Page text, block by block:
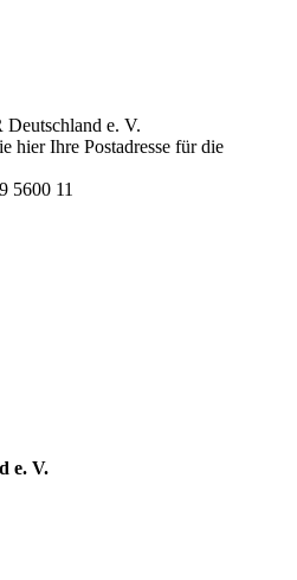
e. V.
hier Ihre Postadresse für die
5600 11
e. V.